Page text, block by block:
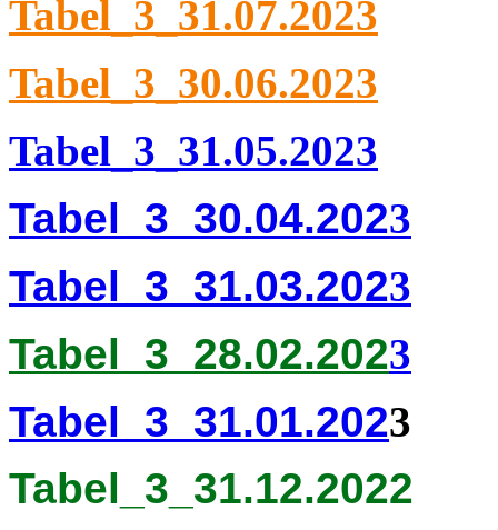
Tabel_3_31.07.2023
Tabel_3_30.06.2023
Tabel_3_31.05.2023
Tabel_3_30.04.2023
Tabel_3_31.03.2023
Tabel_3_ 28.02.2023
Tabel_3_31.01.2023
Tabel_3_31.12.2022